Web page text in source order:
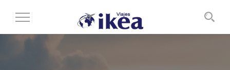
Cambiar
modo